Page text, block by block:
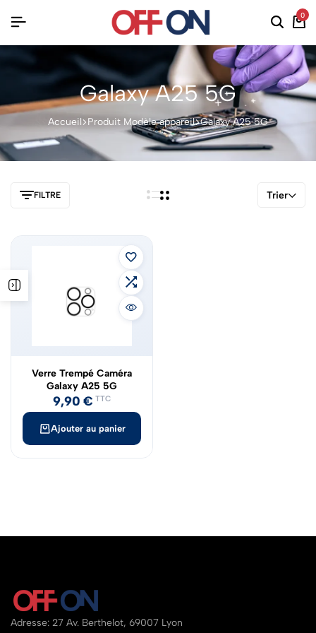
0
Galaxy A25 5G
Accueil Produit Modèle appareil Galaxy A25 5G
FILTRE Trier
Ajouter au panier
Verre Trempé Caméra
Galaxy A25 5G
9,90€ TTC
Adresse: 27 Av. Berthelot, 69007 Lyon